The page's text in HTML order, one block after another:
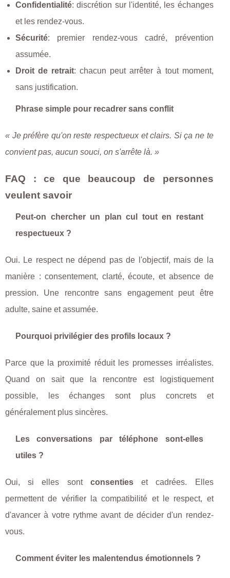
Confidentialité: discrétion sur l'identité, les échanges
et les rendez-vous.
Sécurité: premier rendez-vous cadré, prévention
assumée.
Droit de retrait: chacun peut arrêter à tout moment,
sans justification.
Phrase simple pour recadrer sans conflit
« Je préfère qu'on reste respectueux et clairs. Si ça ne te
convient pas, aucun souci, on s'arrête là. »
FAQ : ce que beaucoup de personnes
veulent savoir
Peut-on chercher un plan cul tout en restant
respectueux ?
Oui. Le respect ne dépend pas de l'objectif, mais de la
manière : consentement, clarté, écoute, et absence de
pression. Une rencontre sans engagement peut être
adulte, saine et assumée.
Pourquoi privilégier des profils locaux ?
Parce que la proximité réduit les promesses irréalistes.
Quand on sait que la rencontre est logistiquement
possible, les échanges sont plus concrets et
généralement plus sincères.
Les conversations par téléphone sont-elles
utiles ?
Oui, si elles sont consentieset cadrées. Elles
permettent de vérifier la compatibilité et le respect, et
d'avancer à votre rythme avant de décider d'un rendez-
vous.
Comment éviter les malentendus émotionnels ?